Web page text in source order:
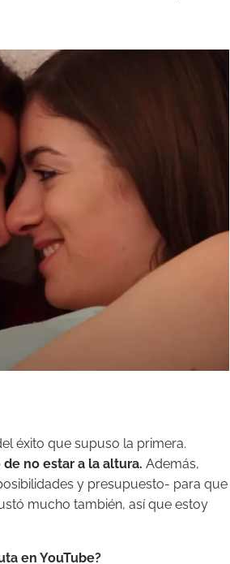
éxito que supuso la primera.
no estar a la altura. Además,
y presupuesto- para que
mucho también, así que estoy
en YouTube?